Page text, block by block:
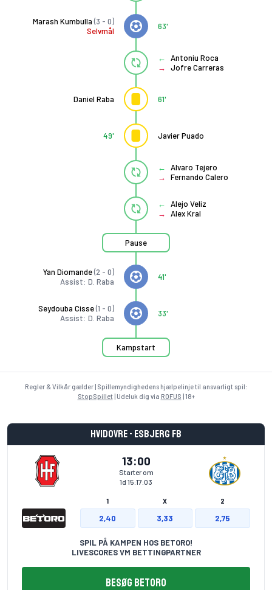
Marash Kumbulla (3 - 0)
Selvmål
63'
Antoniu Roca
Jofre Carreras
Daniel Raba 61'
Javier Puado
49'
Alvaro Tejero
Fernando Calero
Alejo Veliz
Alex Kral
Pause
Yan Diomande(2 - 0)
Assist: D. Raba
41'
Seydouba Cisse(1 - 0)
Assist: D. Raba
33'
Kampstart
Regler & Vilkår gælder | Spillemyndighedens hjælpelinje til ansvarligt spil:
StopSpillet| Udeluk dig via ROFUS | 18+
Hvidovre - Esbjerg fB
13:00
Starter om
1d 15:17:03
1 X 2
2,40 3,33 2,75
SPIL PÅ KAMPEN HOS BETORO!
LIVESCORES VM BETTINGPARTNER
BESØG BETORO